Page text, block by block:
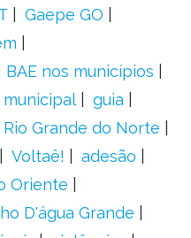
Gaepe GO
BAE nos municípios
municipal
guia
Rio Grande do Norte
Voltaê!
adesão
Oriente
D'água Grande